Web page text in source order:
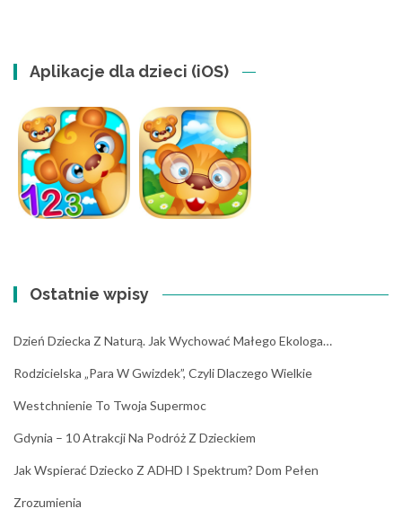
Aplikacje dla dzieci (iOS)
Ostatnie wpisy
Dzień Dziecka Z Naturą. Jak Wychować Małego Ekologa…
Rodzicielska „para W Gwizdek”, Czyli Dlaczego Wielkie
Westchnienie To Twoja Supermoc
Gdynia – 10 Atrakcji Na Podróż Z Dzieckiem
Jak Wspierać Dziecko Z ADHD I Spektrum? Dom Pełen
Zrozumienia